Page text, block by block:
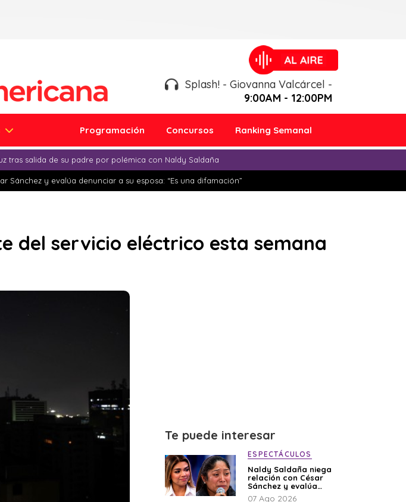
Splash! - Giovanna Valcárcel -
9:00AM - 12:00PM
Programación Concursos Ranking Semanal
tras salida de su padre por polémica con Naldy Saldaña
Sánchez y evalúa denunciar a su esposa: “Es una difamación”
del servicio eléctrico esta semana
Te puede interesar
ESPECTÁCULOS
Naldy Saldaña niega
relación con César
Sánchez y evalúa
denunciar a su
07 Ago 2026